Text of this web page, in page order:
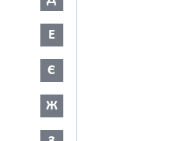
Е
Є
Ж